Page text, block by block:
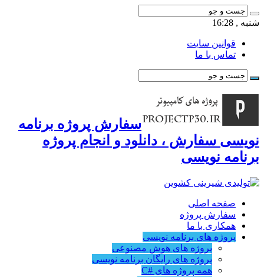
شنبه , 16:28
قوانین سایت
تماس با ما
سفارش پروژه برنامه
نویسی سفارش ، دانلود و انجام پروژه
برنامه نویسی
صفحه اصلی
سفارش پروژه
همکاری با ما
پروژه های برنامه نویسی
پروژه های هوش مصنوعی
پروژه های رایگان برنامه نویسی
همه پروژه های #C